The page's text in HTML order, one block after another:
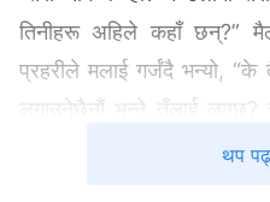
तिनीहरू अहिले कहाँ छन्?”
प्रहरीले मलाई गर्जंदै भन्यो, “के
लगाउनेछैनौं भन्ने तँलाई लाग्छ?
अगुवाहरूलाई पनि गिरफ्तार
थप